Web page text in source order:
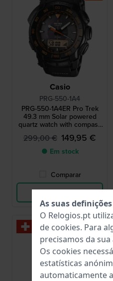
Casio
PRG-550-1A4
PRG-550-1A4ER Pro Trek
49.3 mm Solar powered
quartz watch with compass
barometer thermometer
and altimeter
299,00 € 149,95 €
● Em stock
Comparar
Ver produto
-35%
As suas
O Relogios.pt
de cookies. Para
precisamos da
Os cookies
estatísticas
automaticamente